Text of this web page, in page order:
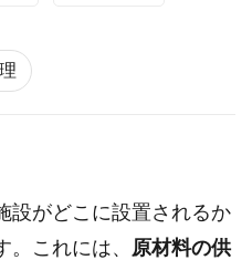
設がどこに設置されるか
これには、 原材料の供